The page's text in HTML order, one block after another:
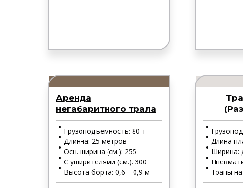
Аренда
негабаритного трала
Грузоподъемность: 80 т
Длинна: 25 метров
Осн. ширина (см.): 255
С уширителями (см.): 300
Высота борта: 0,6 – 0,9 м
Длина
Ширина:
Трапы